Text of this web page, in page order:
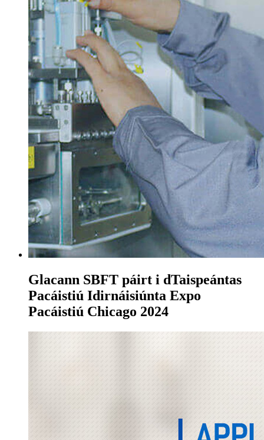
Glacann SBFT páirt i dTaispeántas
Pacáistiú Idirnáisiúnta Expo
Pacáistiú Chicago 2024